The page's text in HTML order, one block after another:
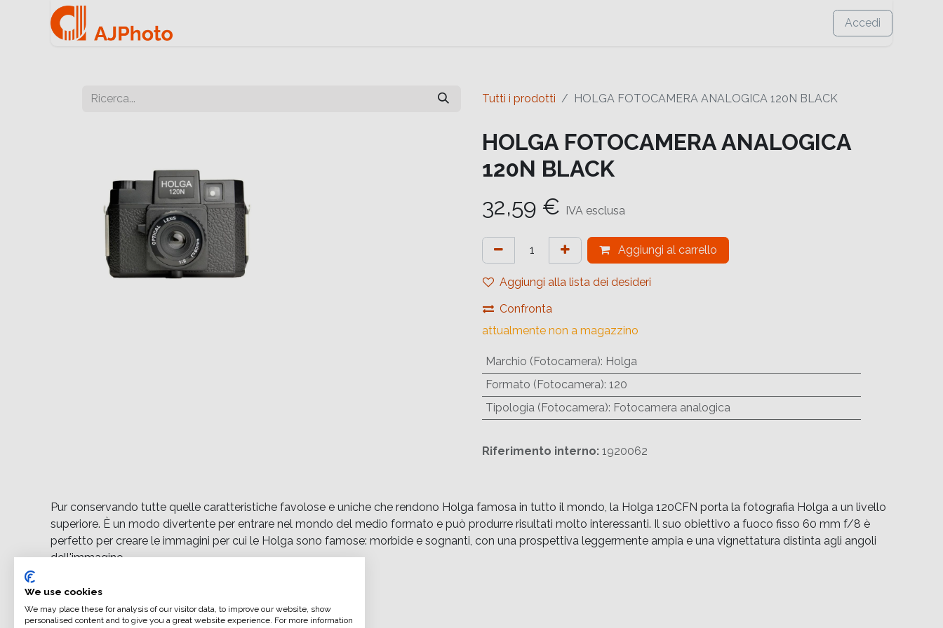
Accedi
Tutti i prodotti HOLGA FOTOCAMERA ANALOGICA 120N BLACK
HOLGA FOTOCAMERA ANALOGICA
120N BLACK
32,59 € IVA esclusa
Aggiungi al carrello
Aggiungi alla lista dei desideri
Confronta
attualmente non a magazzino
Marchio (Fotocamera): Holga
Formato (Fotocamera): 120
Tipologia (Fotocamera): Fotocamera analogica
Riferimento interno: 1920062
Pur conservando tutte quelle caratteristiche favolose e uniche che rendono Holga famosa in tutto il mondo, la Holga 120CFN porta la fotografia Holga a un livello
superiore. È un modo divertente per entrare nel mondo del medio formato e può produrre risultati molto interessanti. Il suo obiettivo a fuoco fisso 60 mm f/8 è
perfetto per creare le immagini per cui le Holga sono famose: morbide e sognanti, con una prospettiva leggermente ampia e una vignettatura distinta agli angoli
dell'immagine.
We use cookies
We may place these for analysis of our visitor data, to improve our website, show
personalised content and to give you a great website experience. For more information